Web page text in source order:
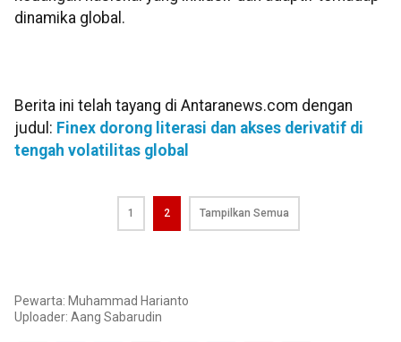
dinamika global.
Berita ini telah tayang di Antaranews.com dengan
judul: Finex dorong literasi dan akses derivatif di
tengah volatilitas global
1 2 Tampilkan Semua
Pewarta: Muhammad Harianto
Uploader: Aang Sabarudin